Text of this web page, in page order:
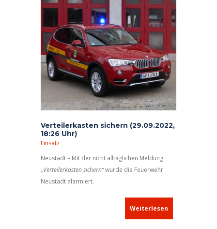
Verteilerkasten sichern (29.09.2022,
18:26 Uhr)
Einsatz
Neustadt – Mit der nicht alltäglichen Meldung
„Verteilerkasten sichern“wurde die Feuerwehr
Neustadt alarmiert.
Weiterlesen